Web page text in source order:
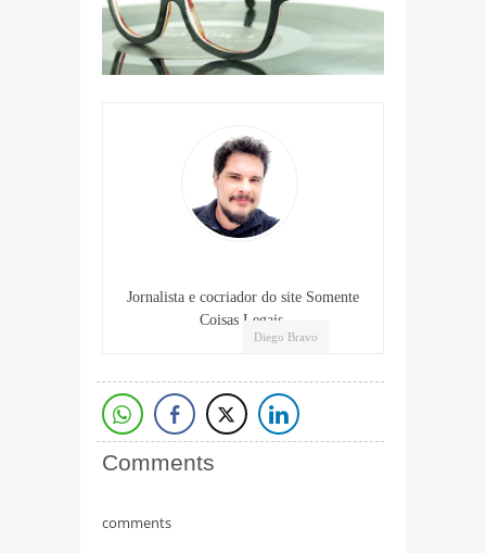
Diego Bravo
Jornalista e cocriador do site Somente
Coisas Legais.
Comments
comments